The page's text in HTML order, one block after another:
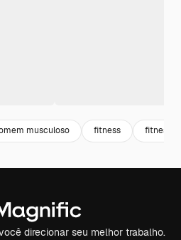
musculoso fitness fitness
direcionar seu melhor trabalho.